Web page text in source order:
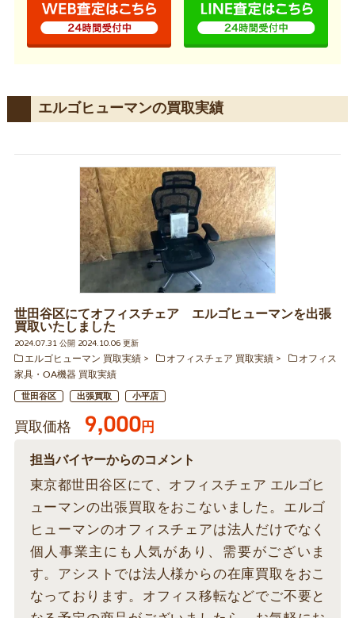
エルゴヒューマンの買取実績
世田谷区にてオフィスチェア エルゴヒューマンを出張
買取いたしました
2024.07.31 公開 2024.10.06 更新
エルゴヒューマン 買取実績
オフィスチェア 買取実績
オフィス
家具・OA機器 買取実績
世田谷区 出張買取 小平店
買取価格 9,000円
担当バイヤーからのコメント
東京都世田谷区にて、オフィスチェア エルゴヒ
ューマンの出張買取をおこないました。エルゴ
ヒューマンのオフィスチェアは法人だけでなく
個人事業主にも人気があり、需要がございま
す。アシストでは法人様からの在庫買取をおこ
なっております。オフィス移転などでご不要と